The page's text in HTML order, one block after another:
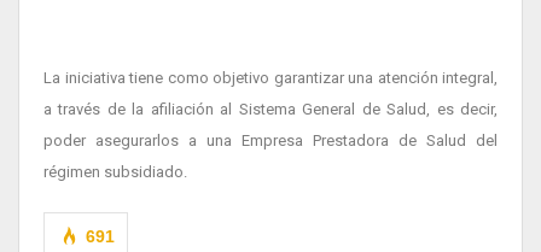
La iniciativa tiene como objetivo garantizar una atención integral,
a través de la afiliación al Sistema General de Salud, es decir,
poder asegurarlos a una Empresa Prestadora de Salud del
régimen subsidiado.
691